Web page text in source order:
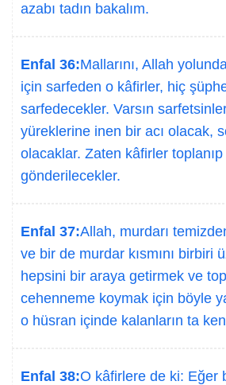
azabı tadın bakalım.
Enfal 36:Mallarını, Allah
için sarfeden o kâfirler, hiç
sarfedecekler. Varsın
yüreklerine inen bir acı olacak,
olacaklar. Zaten kâfirler
gönderilecekler.
Enfal 37:Allah, murdarı
ve bir de murdar kısmını birbiri
hepsini bir araya getirmek ve
cehenneme koymak için böyle
o hüsran içinde kalanların ta
Enfal 38:O kâfirlere de ki: Eğer